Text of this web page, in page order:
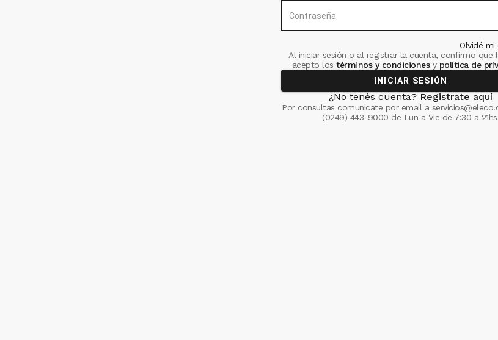
Contraseña
Olvidé mi
Al iniciar sesión o al registrar la cuenta, confirmo que
acepto los términos y condiciones ypolítica de
INICIAR SESIÓN
¿No tenés cuenta? Registrate aquí
Por consultas comunicate por email a
(0249) 443-9000 de Lun a Vie de 7:30 a